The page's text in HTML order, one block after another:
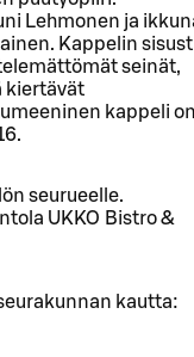
Lehmonen ja
Kappelin
seinät,
kiertävät
kappeli
seurueelle.
UKKO Bistro &
kautta: